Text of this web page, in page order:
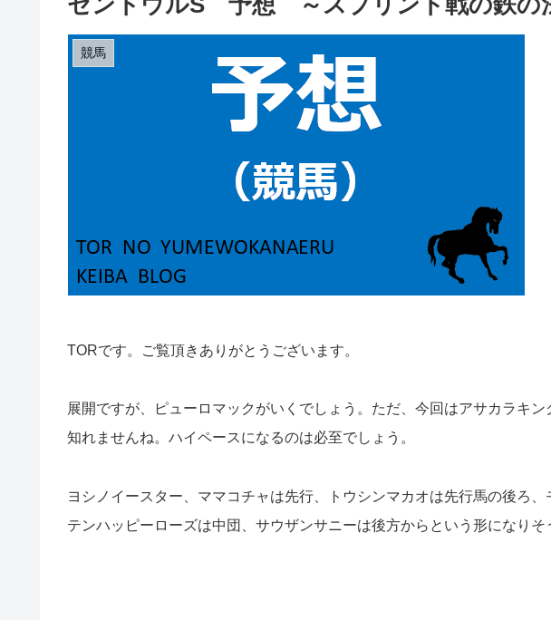
競馬
TORです。ご覧頂きありがとうございます。
展開ですが、ピューロマックがいくでしょう。ただ、今回はアサカラキ
知れませんね。ハイペースになるのは必至でしょう。
ヨシノイースター、ママコチャは先行、トウシンマカオは先行馬の後ろ、
テンハッピーローズは中団、サウザンサニーは後方からという形になりそ